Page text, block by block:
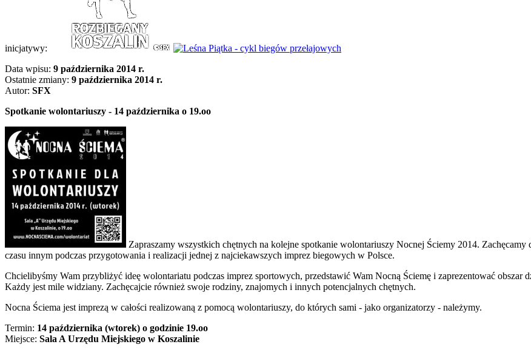
inicjatywy:
Data wpisu: 9 października 2014 r.
Ostatnie zmiany: 9 października 2014 r.
Autor: SFX
Spotkanie wolontariuszy - 14 października o 19.oo
Zapraszamy wszystkich chętnych na kolejne spotkanie wolontariuszy Nocnej Ściemy 2014.
czasu innym podczas przygotowania i realizacji jednej z najciekawszych imprez biegowych w Polsce.
Chcielibyśmy Wam przybliżyć ideę wolontariatu podczas imprez sportowych, przedstawić Wam Nocną Ściemę i zaprezentować obszar
Każdy jest mile widziany. Zachęcajcie również swoje rodziny, znajomych i innych potencjalnych chętnych.
Nocna Ściema jest imprezą w całości realizowaną z pomocą wolontariuszy, do których sami - jako organizatorzy - należymy.
Termin: 14 października (wtorek) o godzinie 19.oo
Miejsce: Sala A Urzędu Miejskiego w Koszalinie